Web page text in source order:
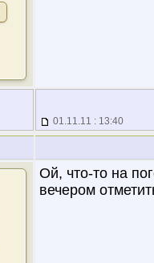
01.11.11 : 13:40
Ой, что-то на
вечером